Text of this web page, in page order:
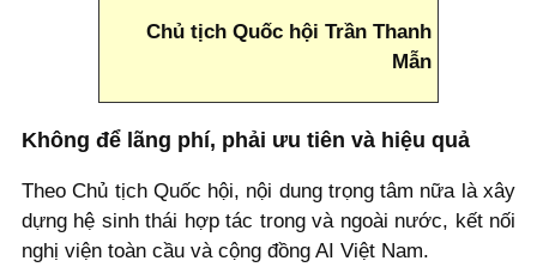
Chủ tịch Quốc hội Trần Thanh
Mẫn
Không để lãng phí, phải ưu tiên và hiệu quả
Theo Chủ tịch Quốc hội, nội dung trọng tâm nữa là xây
dựng hệ sinh thái hợp tác trong và ngoài nước, kết nối
nghị viện toàn cầu và cộng đồng AI Việt Nam.